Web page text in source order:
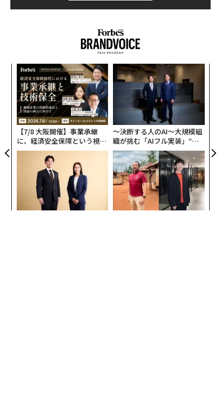
【7/8 大阪開催】事業承継
に、経済安全保障という視点
が加わるとき──経営者が問
われる新たな判断軸
〜決断する人のAI〜大規模組
織が挑む「AIフル実装」“使
う”企業から“動く”企業へ【N
TTドコモビジネス×PwC】